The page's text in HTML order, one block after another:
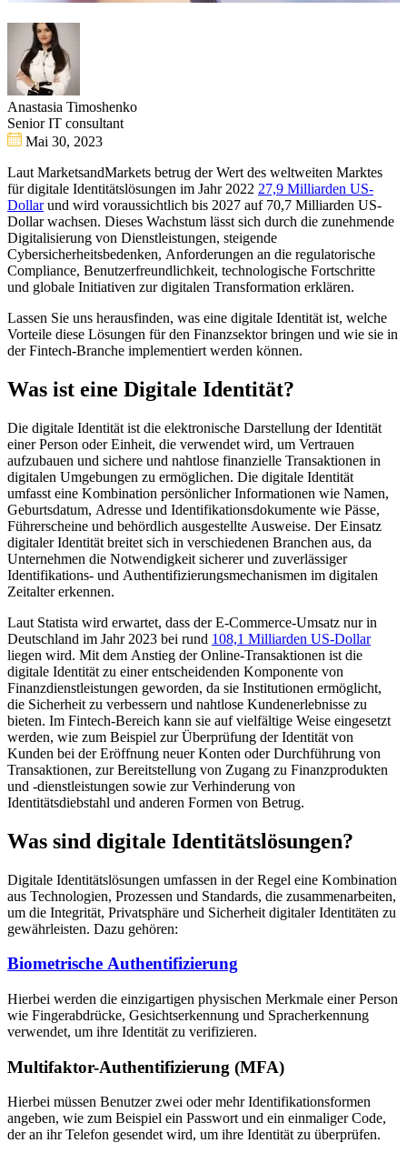
Anastasia Timoshenko
Senior IT consultant
Mai 30, 2023
Laut MarketsandMarkets betrug der Wert des weltweiten Marktes
für digitale Identitätslösungen im Jahr 2022 27,9 Milliarden US-
Dollarund wird voraussichtlich bis 2027 auf 70,7 Milliarden US-
Dollar wachsen. Dieses Wachstum lässt sich durch die zunehmende
Digitalisierung von Dienstleistungen, steigende
Cybersicherheitsbedenken, Anforderungen an die regulatorische
Compliance, Benutzerfreundlichkeit, technologische Fortschritte
und globale Initiativen zur digitalen Transformation erklären.
Lassen Sie uns herausfinden, was eine digitale Identität ist, welche
Vorteile diese Lösungen für den Finanzsektor bringen und wie sie in
der Fintech-Branche implementiert werden können.
Was ist eine Digitale Identität?
Die digitale Identität ist die elektronische Darstellung der Identität
einer Person oder Einheit, die verwendet wird, um Vertrauen
aufzubauen und sichere und nahtlose finanzielle Transaktionen in
digitalen Umgebungen zu ermöglichen. Die digitale Identität
umfasst eine Kombination persönlicher Informationen wie Namen,
Geburtsdatum, Adresse und Identifikationsdokumente wie Pässe,
Führerscheine und behördlich ausgestellte Ausweise. Der Einsatz
digitaler Identität breitet sich in verschiedenen Branchen aus, da
Unternehmen die Notwendigkeit sicherer und zuverlässiger
Identifikations- und Authentifizierungsmechanismen im digitalen
Zeitalter erkennen.
Laut Statista wird erwartet, dass der E-Commerce-Umsatz nur in
Deutschland im Jahr 2023 bei rund 108,1 Milliarden US-Dollar
liegen wird. Mit dem Anstieg der Online-Transaktionen ist die
digitale Identität zu einer entscheidenden Komponente von
Finanzdienstleistungen geworden, da sie Institutionen ermöglicht,
die Sicherheit zu verbessern und nahtlose Kundenerlebnisse zu
bieten. Im Fintech-Bereich kann sie auf vielfältige Weise eingesetzt
werden, wie zum Beispiel zur Überprüfung der Identität von
Kunden bei der Eröffnung neuer Konten oder Durchführung von
Transaktionen, zur Bereitstellung von Zugang zu Finanzprodukten
und -dienstleistungen sowie zur Verhinderung von
Identitätsdiebstahl und anderen Formen von Betrug.
Was sind digitale Identitätslösungen?
Digitale Identitätslösungen umfassen in der Regel eine Kombination
aus Technologien, Prozessen und Standards, die zusammenarbeiten,
um die Integrität, Privatsphäre und Sicherheit digitaler Identitäten zu
gewährleisten. Dazu gehören:
Biometrische Authentifizierung
Hierbei werden die einzigartigen physischen Merkmale einer Person
wie Fingerabdrücke, Gesichtserkennung und Spracherkennung
verwendet, um ihre Identität zu verifizieren.
Multifaktor-Authentifizierung (MFA)
Hierbei müssen Benutzer zwei oder mehr Identifikationsformen
angeben, wie zum Beispiel ein Passwort und ein einmaliger Code,
der an ihr Telefon gesendet wird, um ihre Identität zu überprüfen.